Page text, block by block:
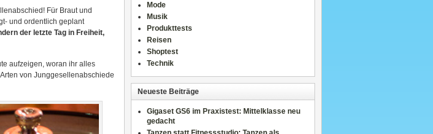
Für Braut und
und ordentlich geplant
der letzte Tag in Freiheit,
aufzeigen, woran ihr alles
von Junggesellenabschiede
Mode
Musik
Produkttests
Reisen
Shoptest
Technik
Neueste Beiträge
Gigaset GS6 im Praxistest: Mittelklasse neu
gedacht